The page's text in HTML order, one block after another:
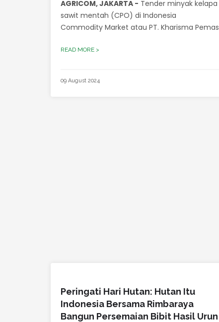
AGRICOM, JAKARTA - Tender minyak kelapa
sawit mentah (CPO) di Indonesia
Commodity Market atau PT. Kharisma Pemas
READ MORE >
09 August 2024
Peringati Hari Hutan: Hutan Itu
Indonesia Bersama Rimbaraya
Bangun Persemaian Bibit Hasil Urun